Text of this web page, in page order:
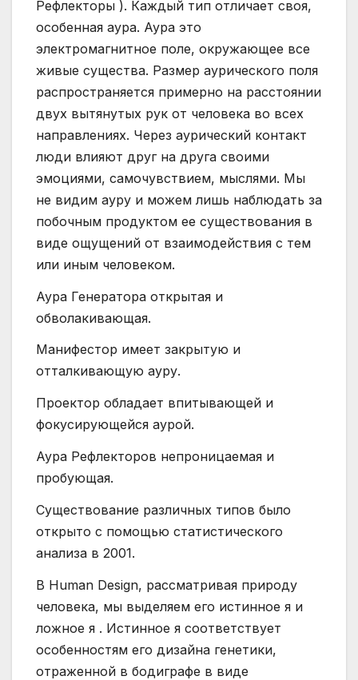
Рефлекторы ). Каждый тип отличает своя,
особенная аура. Аура это
электромагнитное поле, окружающее все
живые существа. Размер аурического поля
распространяется примерно на расстоянии
двух вытянутых рук от человека во всех
направлениях. Через аурический контакт
люди влияют друг на друга своими
эмоциями, самочувствием, мыслями. Мы
не видим ауру и можем лишь наблюдать за
побочным продуктом ее существования в
виде ощущений от взаимодействия с тем
или иным человеком.
Аура Генератора открытая и
обволакивающая.
Манифестор имеет закрытую и
отталкивающую ауру.
Проектор обладает впитывающей и
фокусирующейся аурой.
Аура Рефлекторов непроницаемая и
пробующая.
Существование различных типов было
открыто с помощью статистического
анализа в 2001.
В Human Design, рассматривая природу
человека, мы выделяем его истинное я и
ложное я . Истинное я соответствует
особенностям его дизайна генетики,
отраженной в бодиграфе в виде